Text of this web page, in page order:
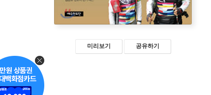
미리보기 공유하기